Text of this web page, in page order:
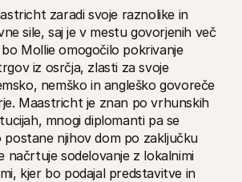
zaradi svoje raznolike in
sile, saj je v mestu govorjenih več
Mollie omogočilo pokrivanje
iz osrčja, zlasti za svoje
nemško in angleško govoreče
Maastricht je znan po vrhunskih
mnogi diplomanti pa se
postane njihov dom po zaključku
načrtuje sodelovanje z lokalnimi
kjer bo podajal predstavitve in